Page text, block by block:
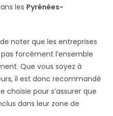
les Pyrénées-
noter que les entreprises
forcément l’ensemble
Que vous soyez à
il est donc recommandé
choisie pour s’assurer que
dans leur zone de